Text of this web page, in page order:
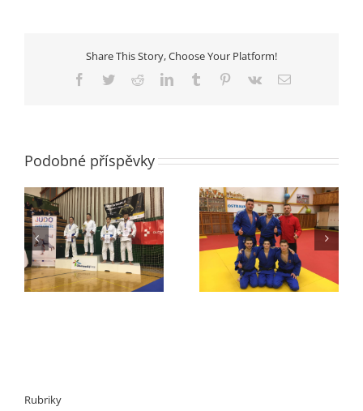
Share This Story, Choose Your Platform!
Facebook
TwitterRedditLinkedInTumblr Pinterest
Vk
E-
Podobné příspěvky
Extraliga
VC Hradec Králové
Rubriky